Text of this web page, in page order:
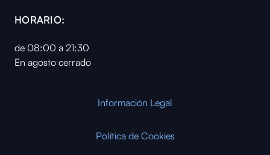
HORARIO:
de 08:00 a 21:30
En agosto cerrado
Información Legal
Política de Cookies